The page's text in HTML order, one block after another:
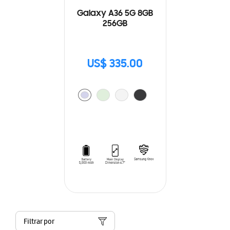
Galaxy A36 5G 8GB
256GB
US$ 335.00
Filtrar por